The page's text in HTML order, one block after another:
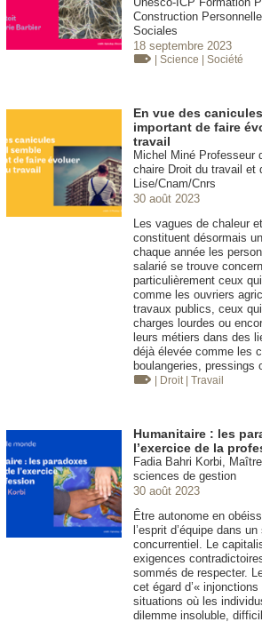
Construction
Sociales
18 septembre 2023
| Science | Société
En vue des
important de faire
travail
Michel Miné Professeur
chaire Droit du travail et
Lise/Cnam/Cnrs
30 août 2023
Les vagues de chaleur
constituent désormais
chaque année les
salarié se trouve
particulièrement ceux
comme les ouvriers
travaux publics, ceux
charges lourdes ou
leurs métiers dans des
déjà élevée comme les
boulangeries, pressings
| Droit | Travail
Humanitaire : les
l’exercice de la
Fadia Bahri Korbi,
sciences de gestion
30 août 2023
Être autonome en
l’esprit d’équipe dans
concurrentiel. Le
exigences
sommés de respecter.
cet égard d’«
situations où les
dilemme insoluble,